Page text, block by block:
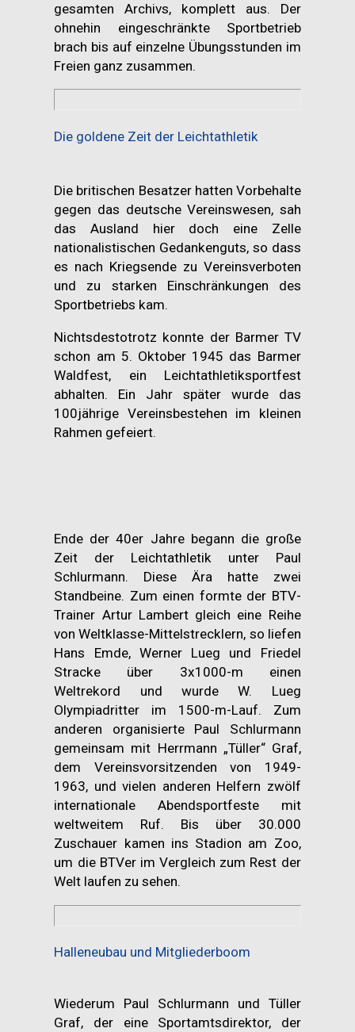
gesamten Archivs, komplett aus. Der
ohnehin eingeschränkte Sportbetrieb
brach bis auf einzelne Übungsstunden im
Freien ganz zusammen.
Die goldene Zeit der Leichtathletik
Die britischen Besatzer hatten Vorbehalte
gegen das deutsche Vereinswesen, sah
das Ausland hier doch eine Zelle
nationalistischen Gedankenguts, so dass
es nach Kriegsende zu Vereinsverboten
und zu starken Einschränkungen des
Sportbetriebs kam.
Nichtsdestotrotz konnte der Barmer TV
schon am 5. Oktober 1945 das Barmer
Waldfest, ein Leichtathletiksportfest
abhalten. Ein Jahr später wurde das
100jährige Vereinsbestehen im kleinen
Rahmen gefeiert.
Ende der 40er Jahre begann die große
Zeit der Leichtathletik unter Paul
Schlurmann. Diese Ära hatte zwei
Standbeine. Zum einen formte der BTV-
Trainer Artur Lambert gleich eine Reihe
von Weltklasse-Mittelstrecklern, so liefen
Hans Emde, Werner Lueg und Friedel
Stracke über 3x1000-m einen
Weltrekord und wurde W. Lueg
Olympiadritter im 1500-m-Lauf. Zum
anderen organisierte Paul Schlurmann
gemeinsam mit Herrmann „Tüller“ Graf,
dem Vereinsvorsitzenden von 1949-
1963, und vielen anderen Helfern zwölf
internationale Abendsportfeste mit
weltweitem Ruf. Bis über 30.000
Zuschauer kamen ins Stadion am Zoo,
um die BTVer im Vergleich zum Rest der
Welt laufen zu sehen.
Halleneubau und Mitgliederboom
Wiederum Paul Schlurmann und Tüller
Graf, der eine Sportamtsdirektor, der